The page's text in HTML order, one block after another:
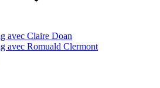
avec Claire Doan
avec Romuald Clermont